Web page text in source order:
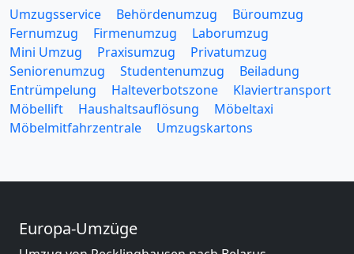
Umzugsservice Behördenumzug
Büroumzug
Fernumzug
Firmenumzug
Laborumzug
Mini Umzug
Praxisumzug
Privatumzug
Seniorenumzug
Studentenumzug
Beiladung
Entrümpelung
Halteverbotszone
Klaviertransport
Möbellift
Haushaltsauflösung
Möbeltaxi
Möbelmitfahrzentrale
Umzugskartons
Europa-Umzüge